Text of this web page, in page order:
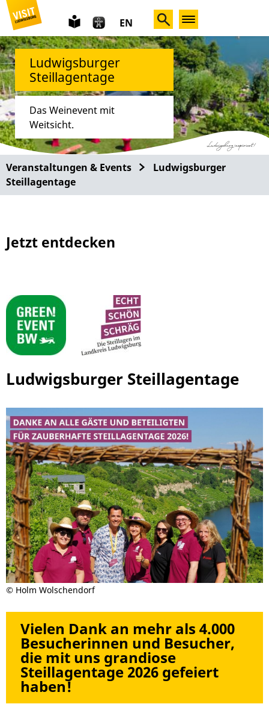
leichte
Sprache
EN
Ludwigsburger
Steillagentage
Das Weinevent mit
Weitsicht.
Veranstaltungen & Events
Ludwigsburger
Steillagentage
Jetzt entdecken
Ludwigsburger Steillagentage
© Holm Wolschendorf
Vielen Dank an mehr als 4.000
Besucherinnen und Besucher,
die mit uns grandiose
Steillagentage 2026 gefeiert
haben!